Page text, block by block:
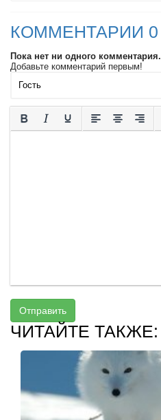
КОММЕНТАРИИ 0
Пока нет ни одного комментария.
Добавьте комментарий первым!
Отправить
ЧИТАЙТЕ ТАКЖЕ: